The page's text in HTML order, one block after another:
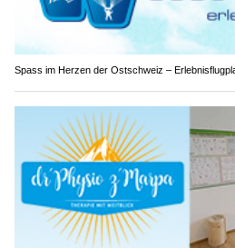
Spass im Herzen der Ostschweiz –